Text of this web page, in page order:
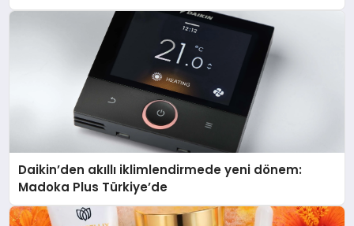
Daikin’den akıllı iklimlendirmede yeni dönem:
Madoka Plus Türkiye’de